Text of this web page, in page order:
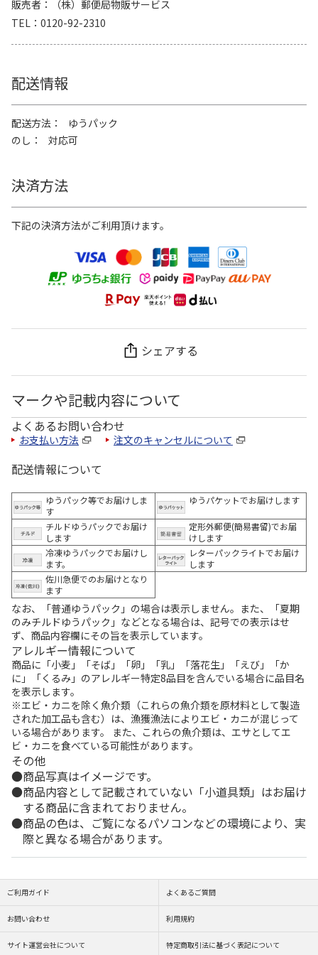
販売者
（株）郵便局物販サービス
TEL
0120-92-2310
配送情報
配送方法
ゆうパック
のし
対応可
決済方法
下記の決済方法がご利用頂けます。
シェアする
マークや記載内容について
よくあるお問い合わせ
お支払い方法 注文のキャンセルについて
配送情報について
ゆうパック等でお届けしま
す
ゆうパケットでお届けします
チルドゆうパックでお届け
します
定形外郵便(簡易書留)でお届
けします
冷凍ゆうパックでお届けし
ます。
レターパックライトでお届け
します
佐川急便でのお届けとなり
ます
なお、「普通ゆうパック」の場合は表示しません。また、「夏期
のみチルドゆうパック」などとなる場合は、記号での表示はせ
ず、商品内容欄にその旨を表示しています。
アレルギー情報について
商品に「小麦」「そば」「卵」「乳」「落花生」「えび」「か
に」「くるみ」のアレルギー特定8品目を含んでいる場合に品目名
を表示します。
※エビ・カニを除く魚介類（これらの魚介類を原材料として製造
された加工品も含む）は、漁獲漁法によりエビ・カニが混じって
いる場合があります。 また、これらの魚介類は、エサとしてエ
ビ・カニを食べている可能性があります。
その他
商品写真はイメージです。
商品内容として記載されていない「小道具類」はお届け
する商品に含まれておりません。
商品の色は、ご覧になるパソコンなどの環境により、実
際と異なる場合があります。
ご利用ガイド よくあるご質問
お問い合わせ 利用規約
サイト運営会社について 特定商取引法に基づく表記について